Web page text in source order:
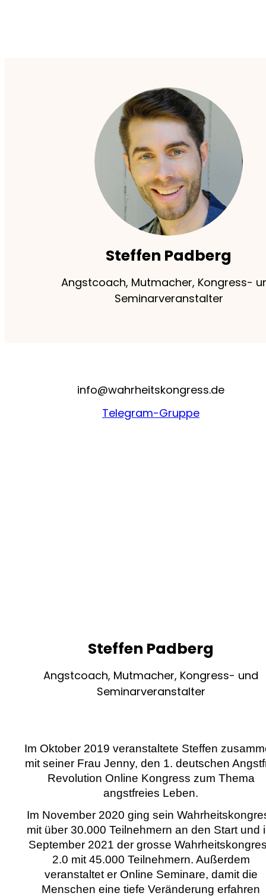
Steffen Padberg
Angstcoach, Mutmacher, Kongress-
Seminarveranstalter
info@wahrheitskongress.de
Telegram-Gruppe
Steffen Padberg
Angstcoach, Mutmacher, Kongress- und
Seminarveranstalter
Im Oktober 2019 veranstaltete Steffen
mit seiner Frau Jenny, den 1. deutschen
Revolution Online Kongress zum Thema
angstfreies Leben.
Im November 2020 ging sein
mit über 30.000 Teilnehmern an den Start und
September 2021 der grosse
2.0 mit 45.000 Teilnehmern. Außerdem
veranstaltet er Online Seminare, damit die
Menschen eine tiefe Veränderung erfahren